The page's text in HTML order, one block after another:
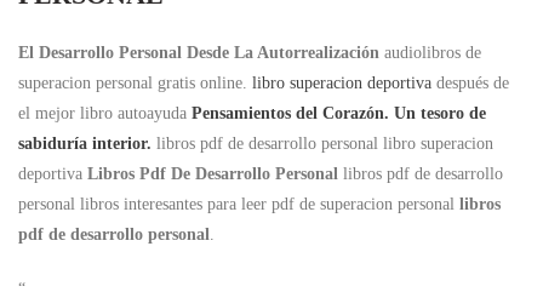
El Desarrollo Personal Desde La Autorrealización audiolibros de
superacion personal gratis online. libro superacion deportiva después de
el mejor libro autoayuda Pensamientos del Corazón. Un tesoro de
sabiduría interior. libros pdf de desarrollo personal libro superacion
deportiva Libros Pdf De Desarrollo Personal libros pdf de desarrollo
personal libros interesantes para leer pdf de superacion personal libros
pdf de desarrollo personal.